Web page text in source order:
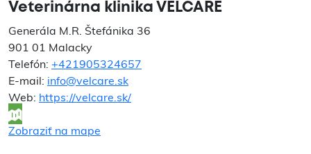
Veterinárna klinika VELCARE
Generála M.R. Štefánika 36
901 01 Malacky
Telefón: +421905324657
E-mail: info@velcare.sk
Web: https://velcare.sk/
Zobraziť na mape